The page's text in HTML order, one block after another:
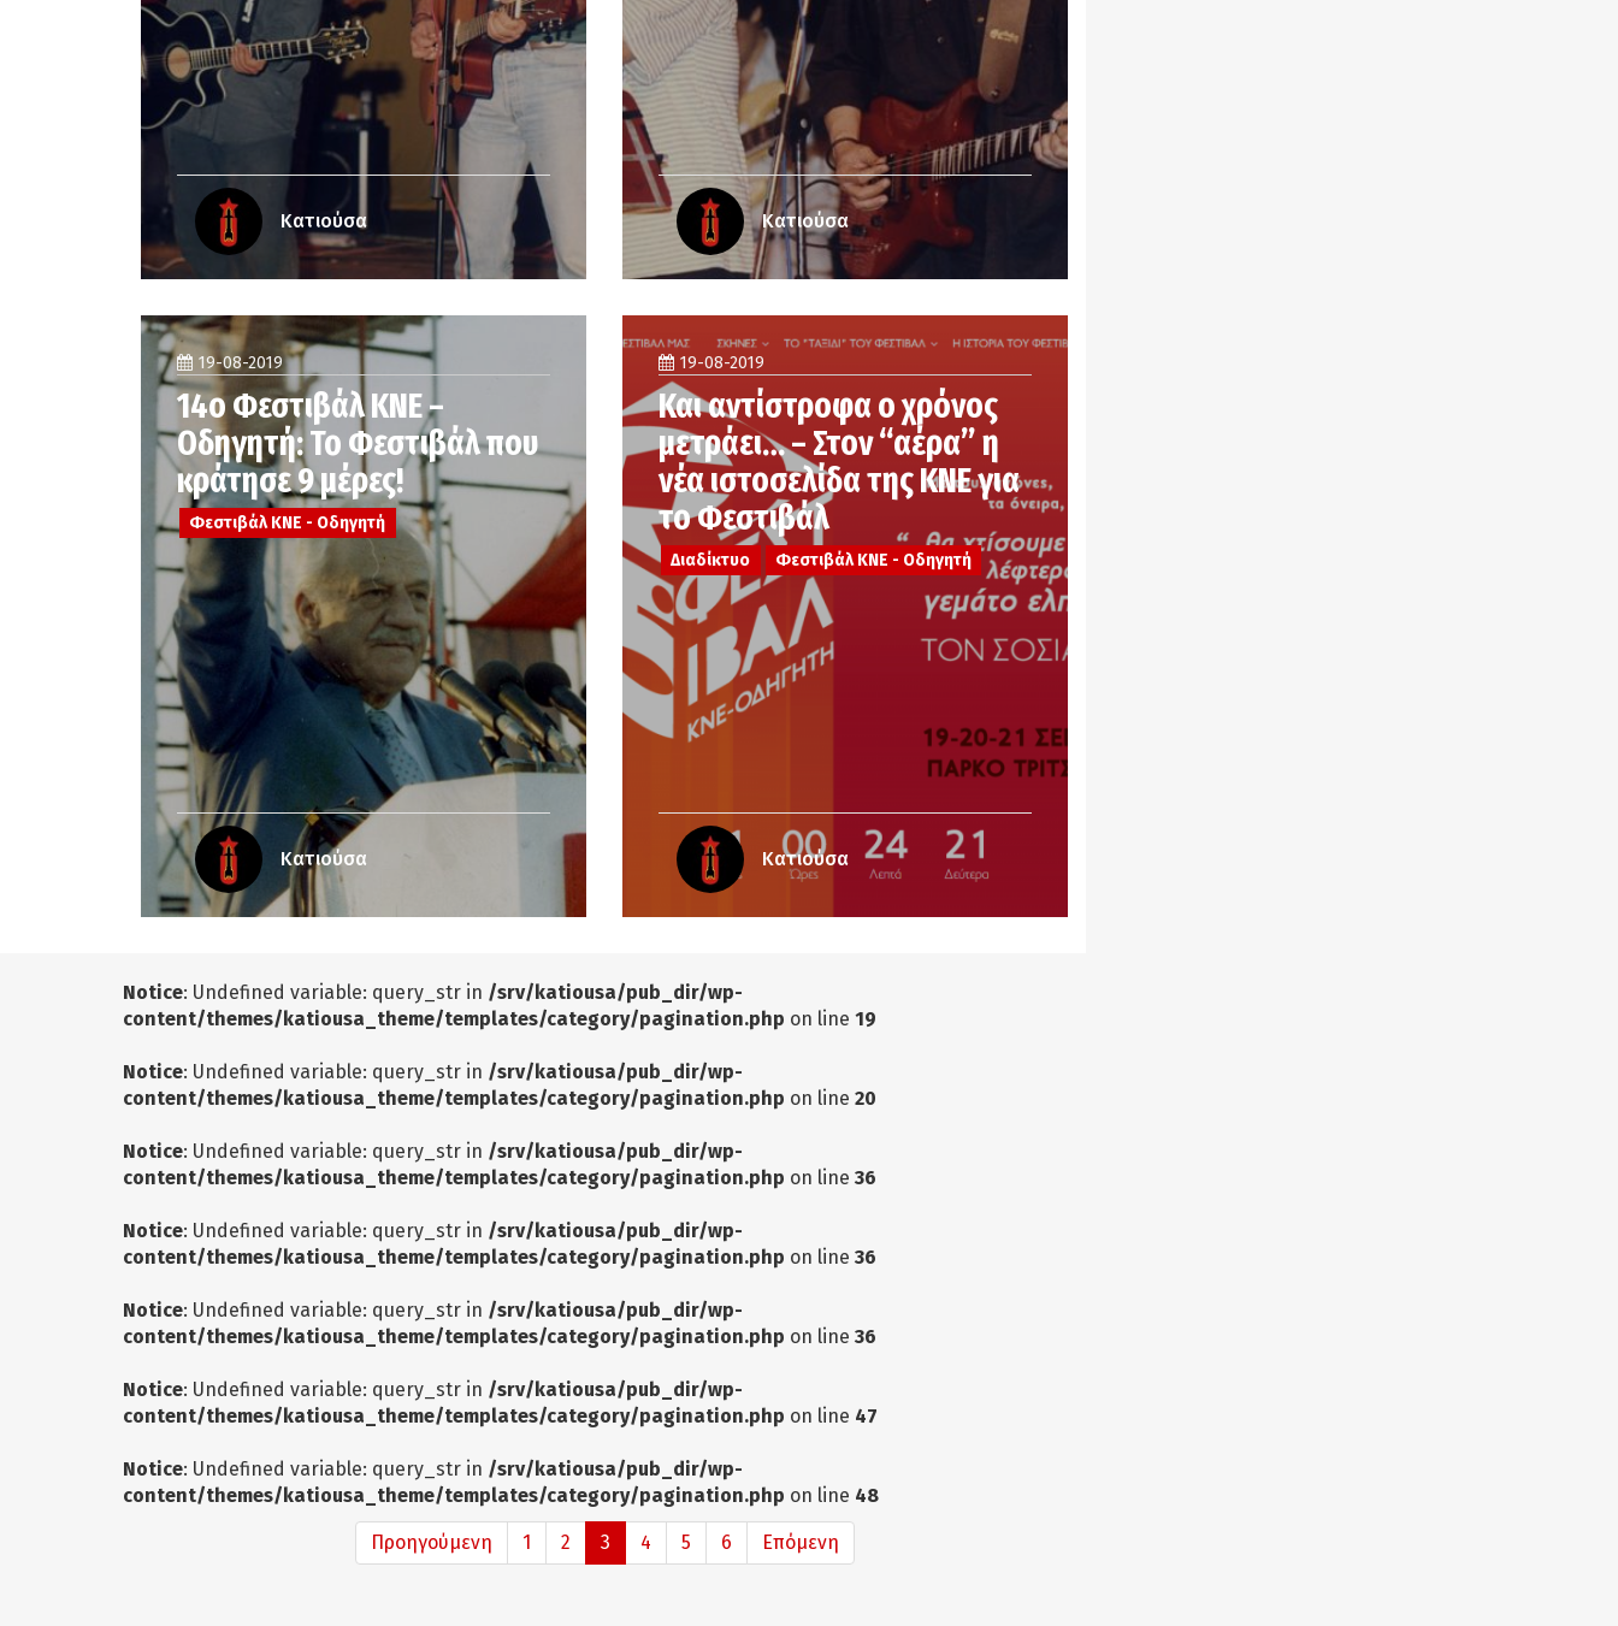
Κατιούσα Κατιούσα
19-08-2019
14ο Φεστιβάλ ΚΝΕ –
Οδηγητή: To Φεστιβάλ που
κράτησε 9 μέρες!
Φεστιβάλ ΚΝΕ - Οδηγητή
Κατιούσα
19-08-2019
Και αντίστροφα ο χρόνος
μετράει… – Στον “αέρα” η
νέα ιστοσελίδα της ΚΝΕ για
το Φεστιβάλ
Διαδίκτυο Φεστιβάλ ΚΝΕ - Οδηγητή
Κατιούσα
Notice: Undefined variable: query_str in /srv/katiousa/pub_dir/wp-
content/themes/katiousa_theme/templates/category/pagination.php on line 19
Notice: Undefined variable: query_str in /srv/katiousa/pub_dir/wp-
content/themes/katiousa_theme/templates/category/pagination.php on line 20
Notice: Undefined variable: query_str in /srv/katiousa/pub_dir/wp-
content/themes/katiousa_theme/templates/category/pagination.php on line 36
Notice: Undefined variable: query_str in /srv/katiousa/pub_dir/wp-
content/themes/katiousa_theme/templates/category/pagination.php on line 36
Notice: Undefined variable: query_str in /srv/katiousa/pub_dir/wp-
content/themes/katiousa_theme/templates/category/pagination.php on line 36
Notice: Undefined variable: query_str in /srv/katiousa/pub_dir/wp-
content/themes/katiousa_theme/templates/category/pagination.php on line 47
Notice: Undefined variable: query_str in /srv/katiousa/pub_dir/wp-
content/themes/katiousa_theme/templates/category/pagination.php on line 48
Προηγούμενη 1 2 3 4 5 6 Επόμενη